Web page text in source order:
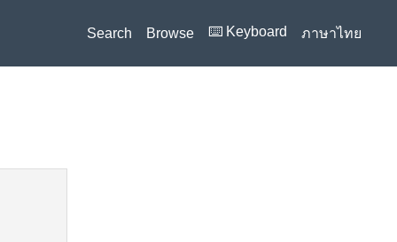
Search Browse ⌨️ Keyboard ภาษาไทย